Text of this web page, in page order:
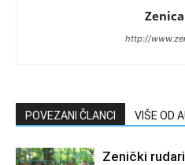
http://
POVEZANI ČLANCI VIŠE OD
Zenički